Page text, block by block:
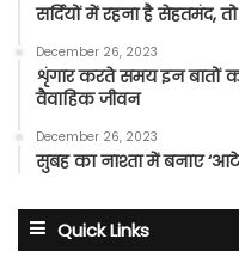
सर्दियों में रहना है सेहतमंद,
December 26, 2023
शृंगार करते समय इन बातों
वैवाहिक जीवन
December 26, 2023
सुबह का नाश्ता में बनाए ‘आटे
Quick Links